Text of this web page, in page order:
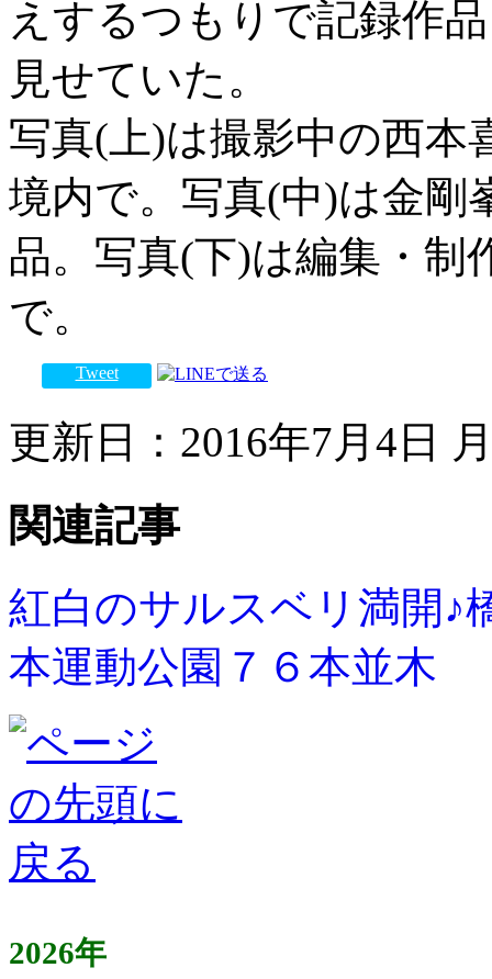
えするつもりで記録作
見せていた。
写真(上)は撮影中の西本
境内で。写真(中)は金剛
品。写真(下)は編集・制
で。
Tweet
更新日：2016年7月4日
関連記事
紅白のサルスベリ満開♪
本運動公園７６本並木
2026年